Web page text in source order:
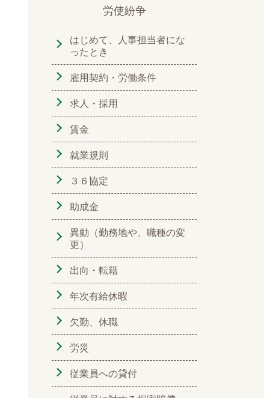
労使紛争
はじめて、人事担当者にな
ったとき
雇用契約・労働条件
求人・採用
賃金
就業規則
３６協定
助成金
異動（勤務地や、職種の変
更）
出向・転籍
年次有給休暇
欠勤、休職
労災
従業員への貸付